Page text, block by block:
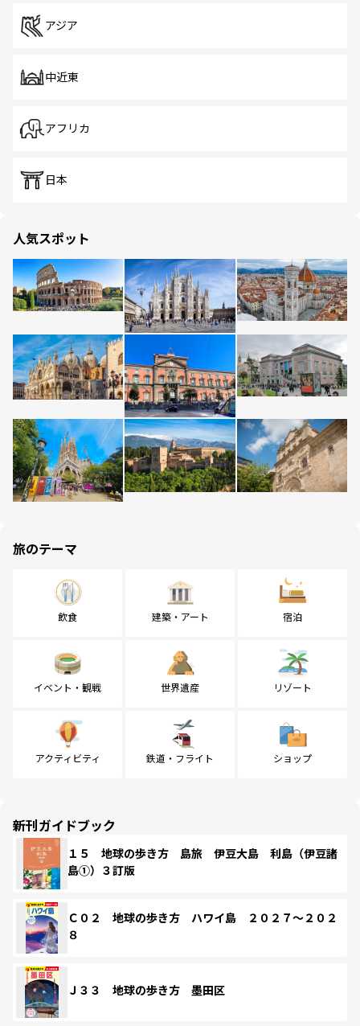
アジア
中近東
アフリカ
日本
人気スポット
旅のテーマ
飲食 建築・アート 宿泊
イベント・観戦 世界遺産 リゾート
アクティビティ 鉄道・フライト ショップ
新刊ガイドブック
１５ 地球の歩き方 島旅 伊豆大島 利島（伊豆諸
島①）３訂版
Ｃ０２ 地球の歩き方 ハワイ島 ２０２７～２０２
８
Ｊ３３ 地球の歩き方 墨田区